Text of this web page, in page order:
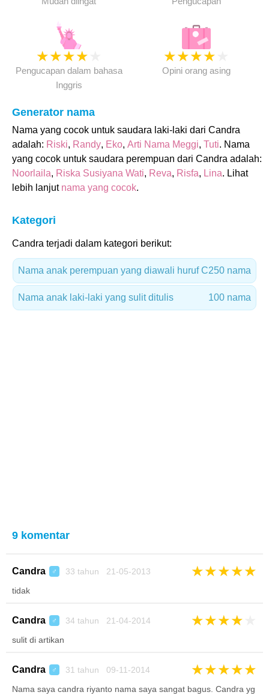
★★★★
Pengucapan dalam bahasa
Inggris
★★★★
Opini orang asing
Generator nama
Nama yang cocok untuk saudara laki-laki dari Candra
adalah: Riski, Randy, Eko, Arti Nama Meggi, Tuti. Nama
yang cocok untuk saudara perempuan dari Candra adalah:
Noorlaila, Riska Susiyana Wati, Reva, Risfa, Lina. Lihat
lebih lanjut nama yang cocok.
Kategori
Candra terjadi dalam kategori berikut:
Nama anak perempuan yang diawali huruf C250 nama
Nama anak laki-laki yang sulit ditulis 100 nama
9 komentar
Candra ♂ 33 tahun 21-05-2013 ★★★★★
tidak
Candra ♂ 34 tahun 21-04-2014 ★★★★
sulit di artikan
Candra ♂ 31 tahun 09-11-2014 ★★★★★
Nama saya candra riyanto nama saya sangat bagus. Candra yg